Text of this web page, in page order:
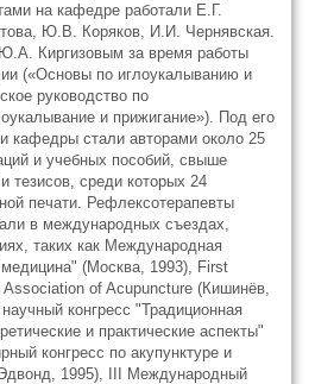
на кафедре работали Е.Г.
Ю.В. Коряков, И.И. Чернявская.
Киргизовым за время работы
(«Основы по иглоукалыванию и
руководство по
и прижигание»). Под его
кафедры стали авторами около 25
и учебных пособий, свыше
тезисов, среди которых 24
печати. Рефлексотерапевты
в международных съездах,
таких как Международная
(Москва, 1993), First
of Acupuncture (Кишинёв,
конгресс "Традиционная
и практические аспекты"
конгресс по акупунктуре и
1995), III Международный